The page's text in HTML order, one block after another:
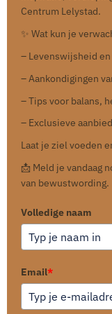
Centrum Lelystad.
✨ Wat kun je
– Levenswijsheid
– Aankondigingen
– Tips voor balans,
– Exclusieve
Laat je ziel voeden
📩 Meld je vandaag
van bewustwording.
Volledige naam
Email*